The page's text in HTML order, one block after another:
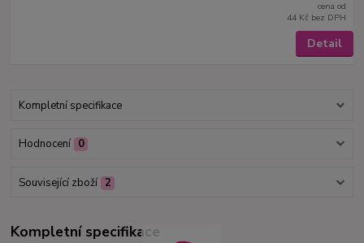
cena od
44 Kč bez DPH
Detail
Kompletní specifikace
Hodnocení 0
Související zboží 2
Kompletní specifikace